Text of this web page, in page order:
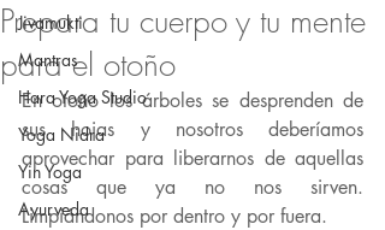
Jivamukti
Mantras
Hara Yoga Studio
Yoga Nidra
Yin Yoga
Ayurveda
Prepara tu cuerpo y tu mente
para el otoño
En otoño los árboles se desprenden de
sus hojas y nosotros deberíamos
aprovechar para liberarnos de aquellas
cosas que ya no nos sirven.
Limpiándonos por dentro y por fuera.